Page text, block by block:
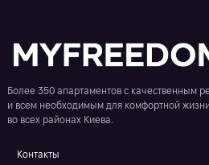
Более 350 апартаментов с качественным
и всем необходимым для комфортной
во всех районах Киева.
Контакты